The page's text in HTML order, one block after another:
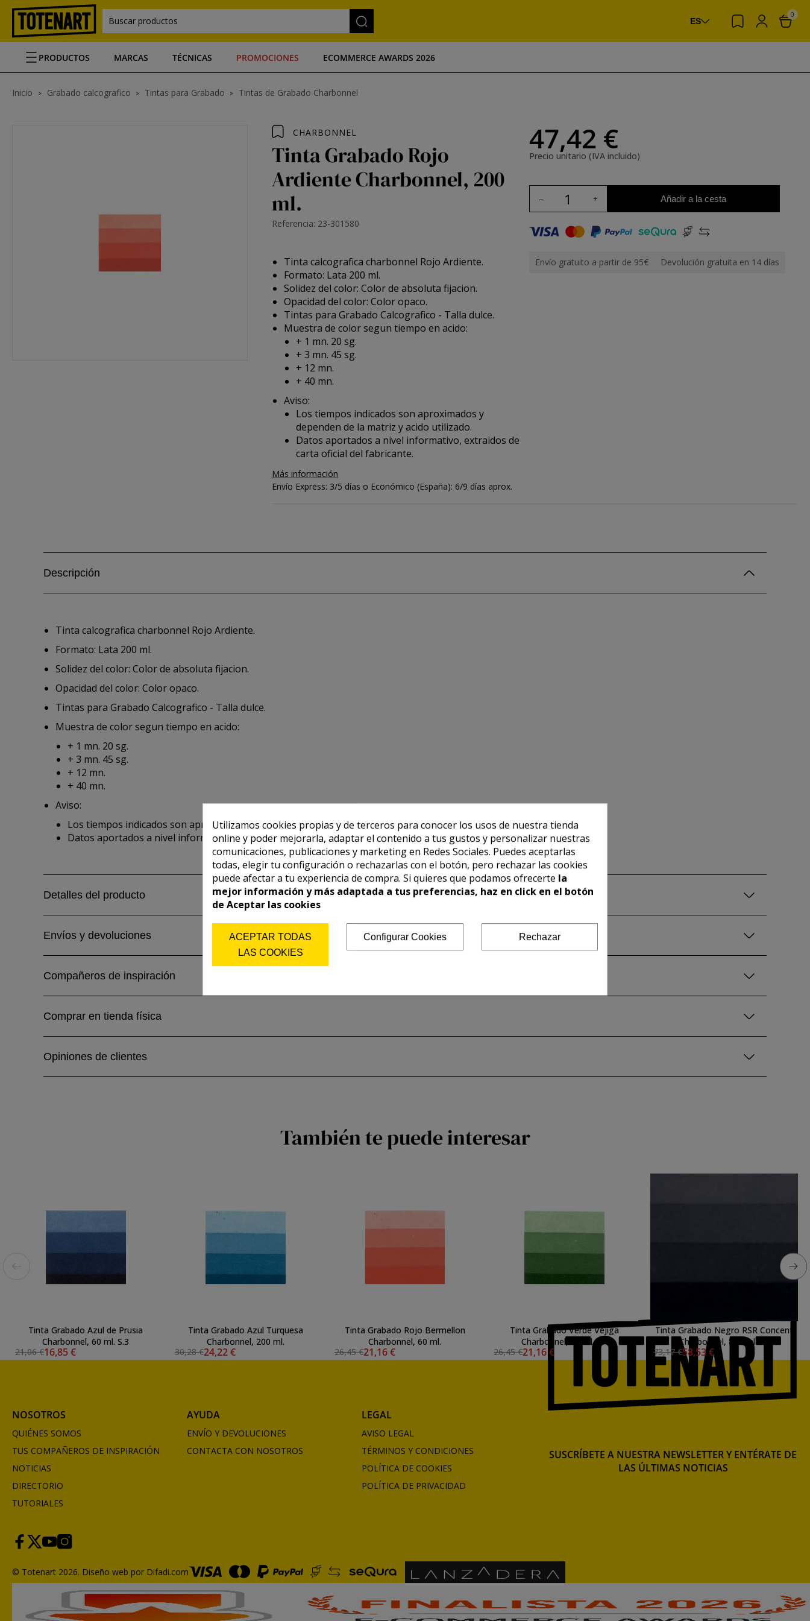
Buscar productos ES
0
PRODUCTOS MARCAS TÉCNICAS PROMOCIONES ECOMMERCE AWARDS 2026
Inicio Grabado calcografico Tintas para Grabado Tintas de Grabado Charbonnel
CHARBONNEL
Tinta Grabado Rojo
Ardiente Charbonnel, 200
ml.
Referencia: 23-301580
Tinta calcografica charbonnel Rojo Ardiente.
Formato: Lata 200 ml.
Solidez del color: Color de absoluta fijacion.
Opacidad del color: Color opaco.
Tintas para Grabado Calcografico - Talla dulce.
Muestra de color segun tiempo en acido:
+ 1 mn. 20 sg.
+ 3 mn. 45 sg.
+ 12 mn.
+ 40 mn.
Aviso:
Los tiempos indicados son aproximados y
dependen de la matriz y acido utilizado.
Datos aportados a nivel informativo, extraidos de
carta oficial del fabricante.
Más información
47,42 €
Precio unitario (IVA incluido)
Añadir a la cesta
Envío gratuito a partir de 95€ Devolución gratuita en 14 días
Envío Express: 3/5 días o Económico (España): 6/9 días aprox.
Descripción
Tinta calcografica charbonnel Rojo Ardiente.
Formato: Lata 200 ml.
Solidez del color: Color de absoluta fijacion.
Opacidad del color: Color opaco.
Tintas para Grabado Calcografico - Talla dulce.
Muestra de color segun tiempo en acido:
+ 1 mn. 20 sg.
+ 3 mn. 45 sg.
+ 12 mn.
+ 40 mn.
Aviso:
Los tiempos indicados son aproximados y dependen de la matriz y acido utilizado.
Datos aportados a nivel informativo, extraidos de carta oficial del fabricante.
Detalles del producto
Envíos y devoluciones
Compañeros de inspiración
Comprar en tienda física
Opiniones de clientes
También te puede interesar
Tinta Grabado Azul de Prusia
Charbonnel, 60 ml. S.3
21,06 €16,85 €
Tinta Grabado Azul Turquesa
Charbonnel, 200 ml.
30,28 €24,22 €
Tinta Grabado Rojo Bermellon
Charbonnel, 60 ml.
26,45 €21,16 €
Tinta Grabado Verde Vejiga
Charbonnel, 60 ml. S.4
26,45 €21,16 €
Tinta Grabado Negro RSR Concent
Charbonnel, 800 ml. S1
73,17 €58,53 €
NOSOTROS
QUIÉNES SOMOS
TUS COMPAÑEROS DE INSPIRACIÓN
NOTICIAS
DIRECTORIO
TUTORIALES
AYUDA
ENVÍO Y DEVOLUCIONES
CONTACTA CON NOSOTROS
LEGAL
AVISO LEGAL
TÉRMINOS Y CONDICIONES
POLÍTICA DE COOKIES
POLÍTICA DE PRIVACIDAD
SUSCRÍBETE A NUESTRA NEWSLETTER Y ENTÉRATE DE
LAS ÚLTIMAS NOTICIAS
© Totenart 2026. Diseño web por Difadi.com
Utilizamos cookies propias y de terceros para conocer los usos de nuestra tienda
online y poder mejorarla, adaptar el contenido a tus gustos y personalizar nuestras
comunicaciones, publicaciones y marketing en Redes Sociales. Puedes aceptarlas
todas, elegir tu configuración o rechazarlas con el botón, pero rechazar las cookies
puede afectar a tu experiencia de compra. Si quieres que podamos ofrecerte la
mejor información y más adaptada a tus preferencias, haz en click en el botón
de Aceptar las cookies
ACEPTAR TODAS
LAS COOKIES
Configurar Cookies Rechazar